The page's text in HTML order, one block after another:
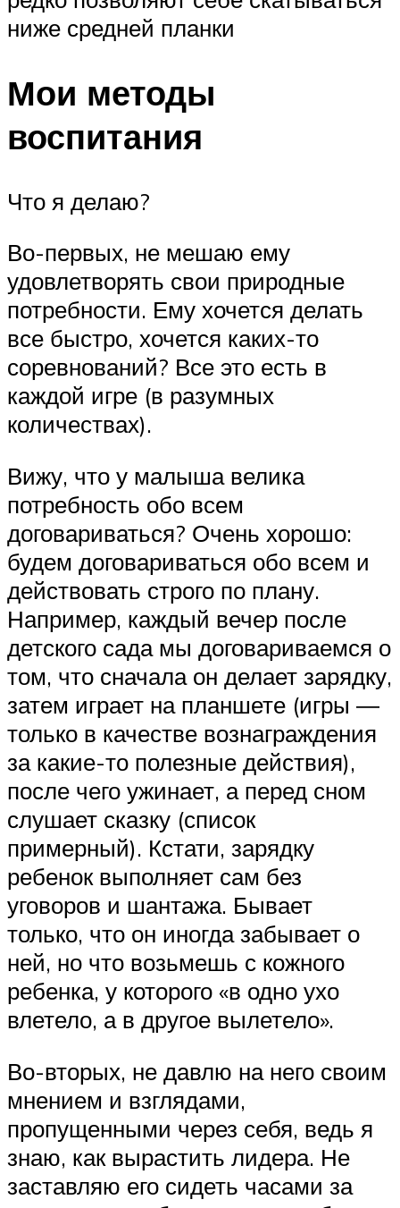
ниже средней планки
Мои методы
воспитания
Что я делаю?
Во-первых, не мешаю ему
удовлетворять свои природные
потребности. Ему хочется делать
все быстро, хочется каких-то
соревнований? Все это есть в
каждой игре (в разумных
количествах).
Вижу, что у малыша велика
потребность обо всем
договариваться? Очень хорошо:
будем договариваться обо всем и
действовать строго по плану.
Например, каждый вечер после
детского сада мы договариваемся о
том, что сначала он делает зарядку,
затем играет на планшете (игры ―
только в качестве вознаграждения
за какие-то полезные действия),
после чего ужинает, а перед сном
слушает сказку (список
примерный). Кстати, зарядку
ребенок выполняет сам без
уговоров и шантажа. Бывает
только, что он иногда забывает о
ней, но что возьмешь с кожного
ребенка, у которого «в одно ухо
влетело, а в другое вылетело».
Во-вторых, не давлю на него своим
мнением и взглядами,
пропущенными через себя, ведь я
знаю, как вырастить лидера. Не
заставляю его сидеть часами за